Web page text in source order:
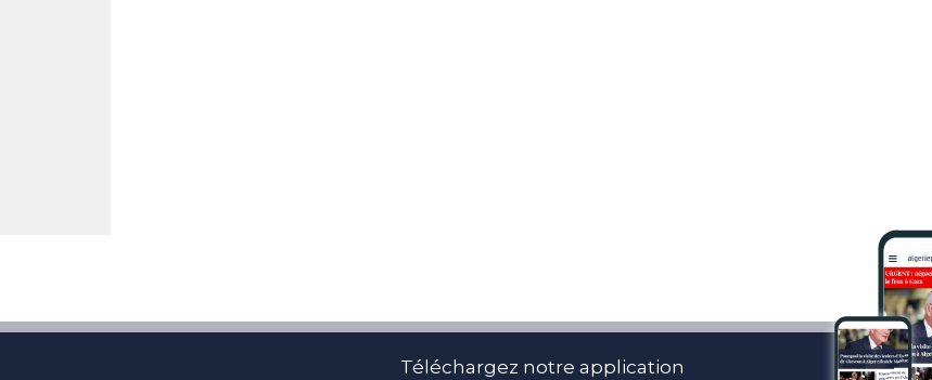
Téléchargez notre application